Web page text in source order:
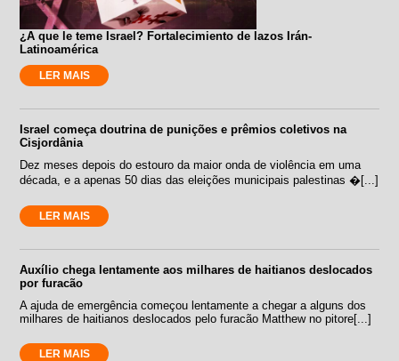
¿A que le teme Israel? Fortalecimiento de lazos Irán-
Latinoamérica
LER MAIS
Israel começa doutrina de punições e prêmios coletivos na
Cisjordânia
Dez meses depois do estouro da maior onda de violência em uma
década, e a apenas 50 dias das eleições municipais palestinas �[...]
LER MAIS
Auxílio chega lentamente aos milhares de haitianos deslocados
por furacão
A ajuda de emergência começou lentamente a chegar a alguns dos
milhares de haitianos deslocados pelo furacão Matthew no pitore[...]
LER MAIS